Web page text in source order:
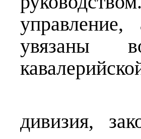
увязаны
К этому
дивизия,